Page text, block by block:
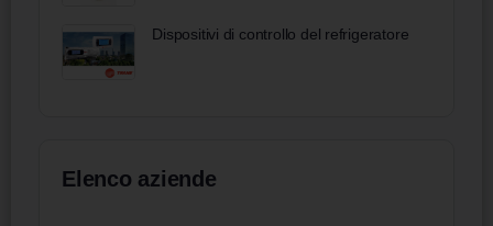
Dispositivi di controllo del refrigeratore
Elenco aziende